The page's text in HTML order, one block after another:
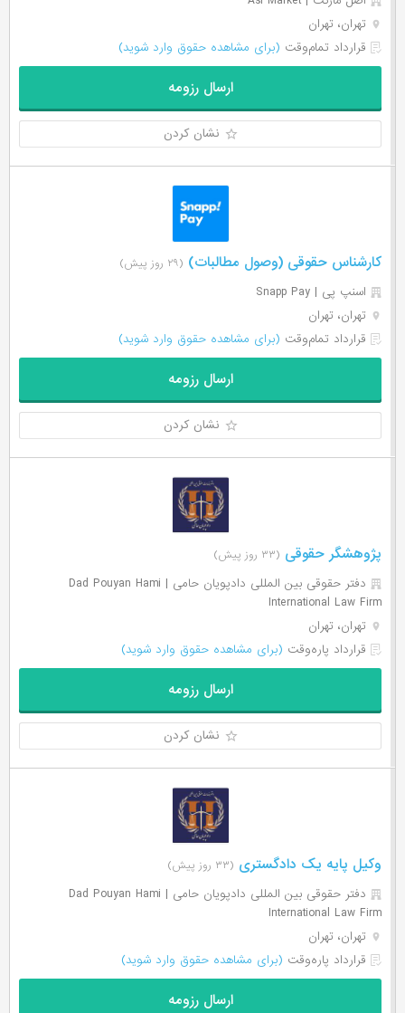
تهران، تهران
قرارداد تمام‌وقت (برای مشاهده حقوق وارد شوید)
ارسال رزومه
نشان کردن
کارشناس حقوقی (وصول مطالبات) (۲۹ روز پیش)
اسنپ پی | Snapp Pay
تهران، تهران
قرارداد تمام‌وقت (برای مشاهده حقوق وارد شوید)
ارسال رزومه
نشان کردن
پژوهشگر حقوقی (۳۳ روز پیش)
دفتر حقوقی بین المللی دادپویان حامی | Dad Pouyan Hami
International Law Firm
تهران، تهران
قرارداد پاره‌وقت (برای مشاهده حقوق وارد شوید)
ارسال رزومه
نشان کردن
وکیل پایه یک دادگستری (۳۳ روز پیش)
دفتر حقوقی بین المللی دادپویان حامی | Dad Pouyan Hami
International Law Firm
تهران، تهران
قرارداد پاره‌وقت (برای مشاهده حقوق وارد شوید)
ارسال رزومه